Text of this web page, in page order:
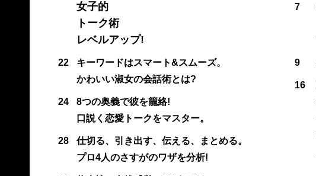
女子的
トーク術
レベルアップ!
22
キーワードはスマート&スムーズ。
かわいい淑女の会話術とは?
24
8つの奥義で彼を籠絡!
口説く恋愛トークをマスター。
28
仕切る、引き出す、伝える、まとめる。
プロ4人のさすがのワザを分析!
7
9
16